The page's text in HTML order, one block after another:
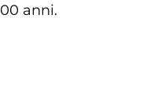
anni.